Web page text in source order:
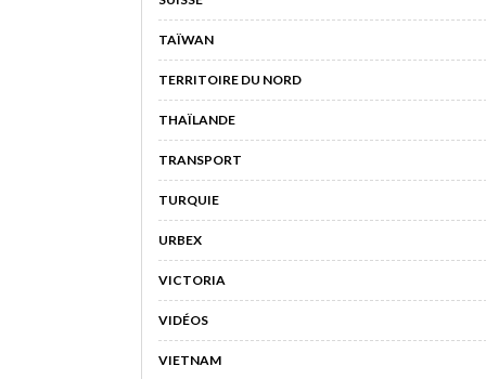
TAÏWAN
TERRITOIRE DU NORD
THAÏLANDE
TRANSPORT
TURQUIE
URBEX
VICTORIA
VIDÉOS
VIETNAM